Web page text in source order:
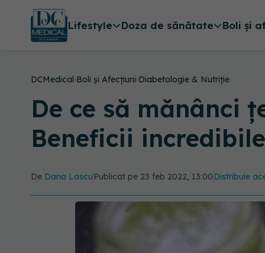
Lifestyle Doza de sănătate Boli și
DCMedical›Boli și Afecțiuni›Diabetologie & Nutriție
De ce să mănânci
Beneficii
De Dana Lascu Publicat pe 23 feb 2022, 13:00Distribuie